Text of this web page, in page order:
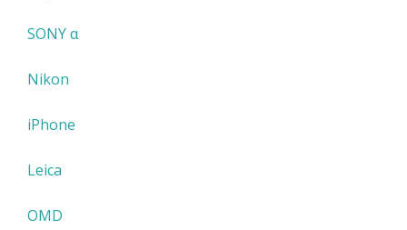
SONY α
Nikon
iPhone
Leica
OMD